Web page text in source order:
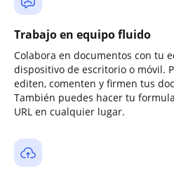
Trabajo en equipo fluido
Colabora en documentos con tu
dispositivo de escritorio o móvil.
editen, comenten y firmen tus
También puedes hacer tu
URL en cualquier lugar.